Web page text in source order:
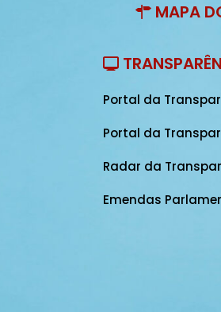
MAPA
Portal da
Portal da
Radar da
Emendas